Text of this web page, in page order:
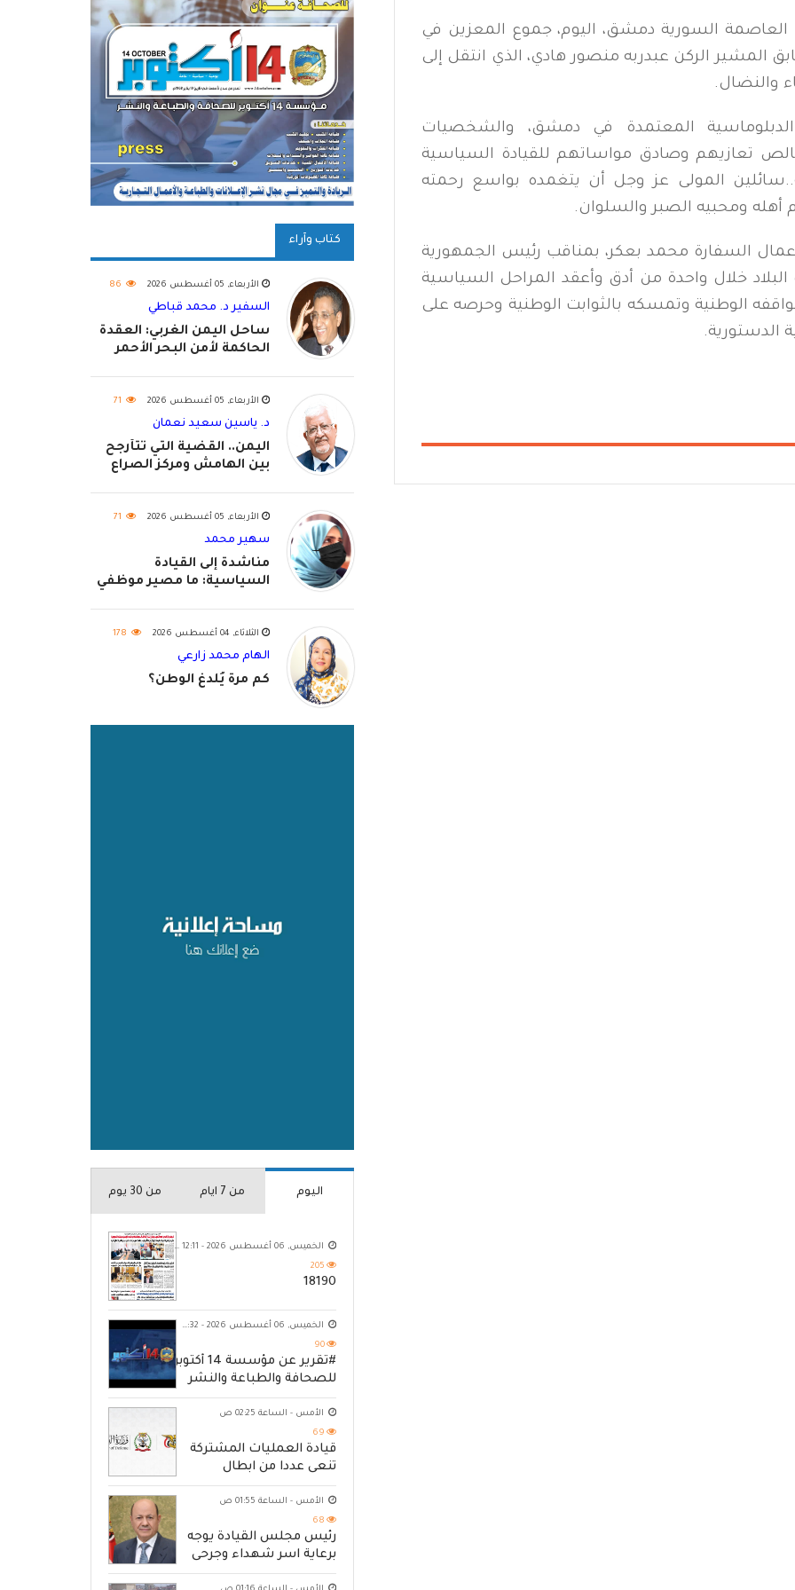
السورية دمشق، اليوم، جموع المعزين في
المشير الركن عبدربه منصور هادي، الذي انتقل إلى
والنضال.
المعتمدة في دمشق، والشخصيات
خالص تعازيهم وصادق مواساتهم للقيادة السياسية
المولى عز وجل أن يتغمده بواسع رحمته
ومحبيه الصبر والسلوان.
السفارة محمد بعكر، بمناقب رئيس الجمهورية
البلاد خلال واحدة من أدق وأعقد المراحل السياسية
الوطنية وتمسكه بالثوابت الوطنية وحرصه على
الدستورية.
كتاب وآراء
الأربعاء, 05 أغسطس 2026 86
السفير د. محمد قباطي
ساحل اليمن الغربي: العقدة
الحاكمة لأمن البحر الأحمر
الأربعاء, 05 أغسطس 2026 71
د. ياسين سعيد نعمان
اليمن.. القضية التي تتأرجح
بين الهامش ومركز الصراع
الأربعاء, 05 أغسطس 2026 71
سهير محمد
مناشدة إلى القيادة
السياسية: ما مصير موظفي
الثلاثاء, 04 أغسطس 2026 178
الهام محمد زارعي
كم مرة يُلدغ الوطن؟
اليوم من 7 ايام من 30 يوم
الخميس, 06 أغسطس 2026 - 12:11 ص
205
18190
الخميس, 06 أغسطس 2026 - 10:32 م
90
#تقرير عن مؤسسة 14 أكتوبر
للصحافة والطباعة والنشر
الأمس - الساعة 02:25 ص
69
قيادة العمليات المشتركة
تنعى عددا من ابطال
القوات المسلحة
الأمس - الساعة 01:55 ص
68
رئيس مجلس القيادة يوجه
برعاية اسر شهداء وجرحى
الهجوم الإرهابي الحوثي